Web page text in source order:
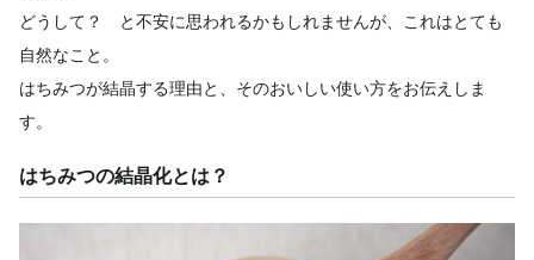
どうして？ と不安に思われるかもしれませんが、これはとても
自然なこと。
はちみつが結晶する理由と、そのおいしい使い方をお伝えしま
す。
はちみつの結晶化とは？